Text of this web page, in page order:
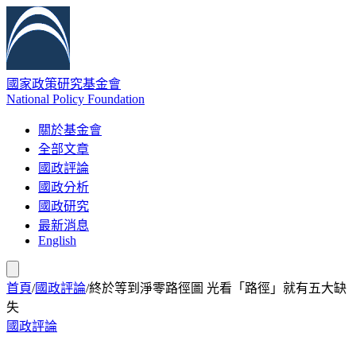
國家政策研究基金會
National Policy Foundation
關於基金會
全部文章
國政評論
國政分析
國政研究
最新消息
English
首頁/國政評論/終於等到淨零路徑圖 光看「路徑」就有五大缺
失
國政評論